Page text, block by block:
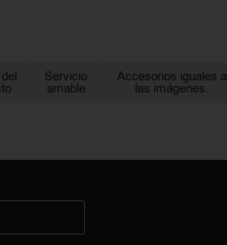
Servicio
amable
Accesorios iguales a
las imágenes.